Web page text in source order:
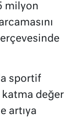
milyon
sportif
katma değer
artıya